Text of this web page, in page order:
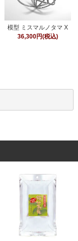
模型 ミスマルノタマ X
36,300円(税込)